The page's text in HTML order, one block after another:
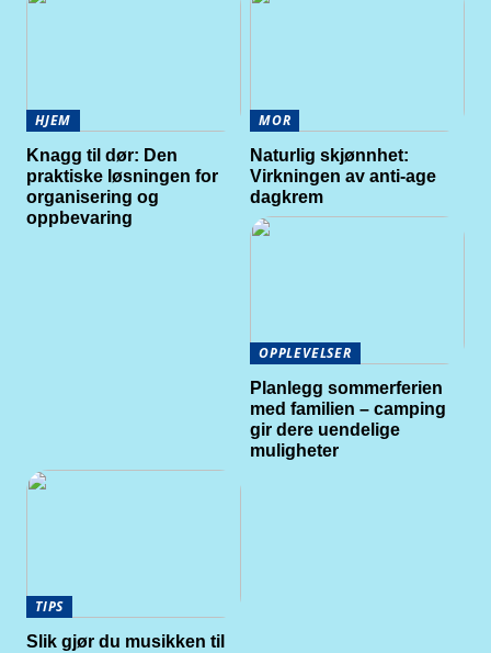
HJEM
Knagg til dør: Den
praktiske løsningen for
organisering og
oppbevaring
MOR
Naturlig skjønnhet:
Virkningen av anti-age
dagkrem
OPPLEVELSER
Planlegg sommerferien
med familien – camping
gir dere uendelige
muligheter
TIPS
Slik gjør du musikken til